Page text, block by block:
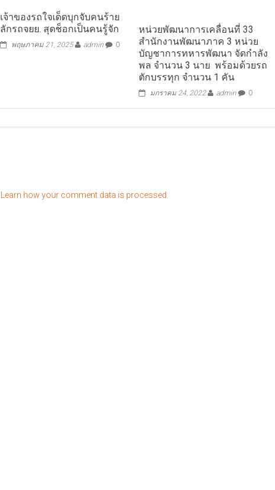
เจ้าของรถใจเด็ดบุกจับคนร้าย
ลักรถจยย. สุดช็อกเป็นคนรู้จัก
พฤษภาคม 21, 2025 admin 0
หน่วยพัฒนาการเคลื่อนที่ 33
สำนักงานพัฒนาภาค 3 หน่วย
บัญชาการทหารพัฒนา จัดกำลัง
พล จำนวน 3 นาย พร้อมด้วยรถ
ตักบรรทุก จำนวน 1 คัน
มกราคม 24, 2022 admin 0
Learn how your comment data is processed.